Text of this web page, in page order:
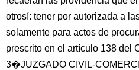
otrosí: tener por autorizada a
solamente para actos de
prescrito en el artículo 138 del
3�JUZGADO CIVIL-